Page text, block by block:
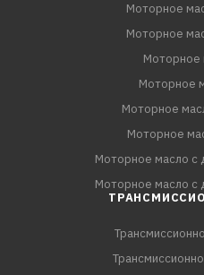
Моторное
Моторное
Моторное
Моторное
Моторное
Моторное
Моторное масло с
Моторное масло с